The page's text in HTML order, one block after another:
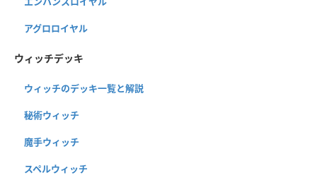
アグロロイヤル
ウィッチデッキ
ウィッチのデッキ一覧と解説
秘術ウィッチ
魔手ウィッチ
スペルウィッチ